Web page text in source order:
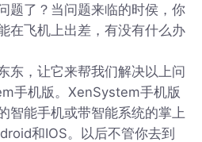
题了？当问题来临的时侯，你
在飞机上出差，有没有什么办
东，让它来帮我们解决以上问
手机版。XenSystem手机版
智能手机或带智能系统的掌上
和IOS。以后不管你去到